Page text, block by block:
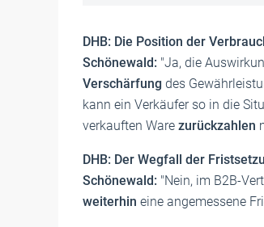
DHB: Die Position der
Schönewald: "Ja, die
Verschärfung des
kann ein Verkäufer so in die
verkauften Ware zurückzahlen
DHB: Der Wegfall der
Schönewald: "Nein, im B2B-
weiterhin eine angemessene